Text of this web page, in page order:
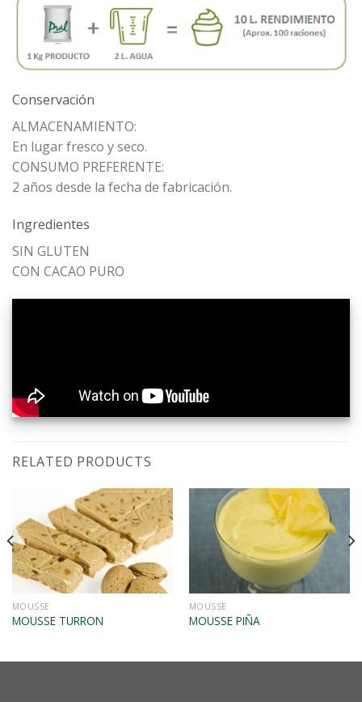
Conservación
ALMACENAMIENTO:
En lugar fresco y seco.
CONSUMO PREFERENTE:
2 años desde la fecha de fabricación.
Ingredientes
SIN GLUTEN
CON CACAO PURO
RELATED PRODUCTS
MOUSSE
MOUSSE TURRON
MOUSSE
MOUSSE PIÑA